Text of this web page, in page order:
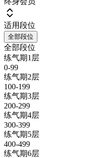
适用段位
全部段位
全部段位
练气期1层
0-99
练气期2层
100-199
练气期3层
200-299
练气期4层
300-399
练气期5层
400-499
练气期6层